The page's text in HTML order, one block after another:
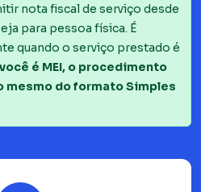
nota fiscal de serviço desde
para pessoa física. É
quando o serviço prestado é
é MEI, o procedimento
mesmo do formato Simples